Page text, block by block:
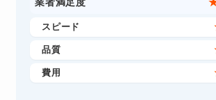
業者満足度
スピード
品質
費用